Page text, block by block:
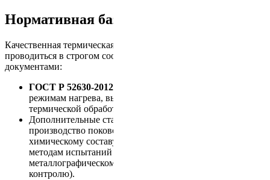
Нормативная база и ГОСТы
Качественная термическая обработка поковок должна
проводиться в строгом соответствии с нормативными
документами:
ГОСТ Р 52630-2012:
режимам нагрева, выдержке и охлаждению изделий при
термической обработке.
Дополнительные стандарты, регламентирующие
производство поковок, определяют требования к
химическому составу, механическим характеристикам и
методам испытаний (например, стандарты по
металлографическому анализу и неразрушающему
контролю).